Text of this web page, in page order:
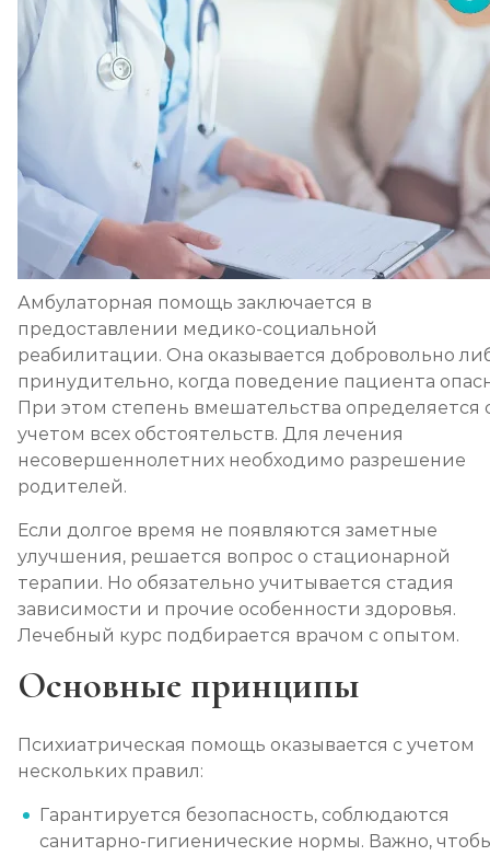
Амбулаторная помощь заключается в
предоставлении медико-социальной
реабилитации. Она оказывается добровольно
принудительно, когда поведение пациента
При этом степень вмешательства определяется
учетом всех обстоятельств. Для лечения
несовершеннолетних необходимо разрешение
родителей.
Если долгое время не появляются заметные
улучшения, решается вопрос о стационарной
терапии. Но обязательно учитывается стадия
зависимости и прочие особенности здоровья.
Лечебный курс подбирается врачом с опытом.
Основные принципы
Психиатрическая помощь оказывается с учетом
нескольких правил:
Гарантируется безопасность, соблюдаются
санитарно-гигиенические нормы. Важно,